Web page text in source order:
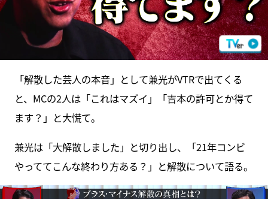
「解散した芸人の本音」として兼光がVTRで出てくる
と、MCの2人は「これはマズイ」「吉本の許可とか得て
ます？」と大慌て。
兼光は「大解散しました」と切り出し、「21年コンビ
やっててこんな終わり方ある？」と解散について語る。